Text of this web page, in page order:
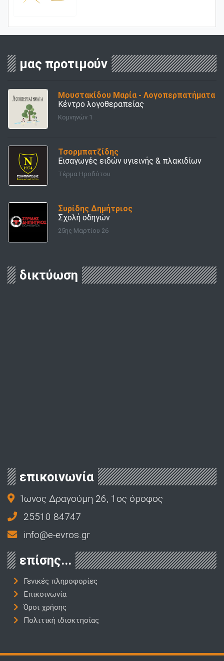
μας προτιμούν
Μουστακίδου Μαρία - Λογοπερπατήματα
Κέντρο λογοθεραπείας
Κομνηνών 1
Τσορμπατζίδης
Εισαγωγές ειδών υγιεινής & πλακιδίων
Τέρμα Ηροδότου
Συρίδης Δημήτριος
Σχολή οδηγών
25ης Μαρτίου 26
δικτύωση
επικοινωνία
Ίωνος Δραγούμη 26, 1ος όροφος
25510 84747
info@e-evros.gr
επίσης...
Γενικές πληροφορίες
Επικοινωνία
Όροι χρήσης
Πολιτική ιδιοκτησίας